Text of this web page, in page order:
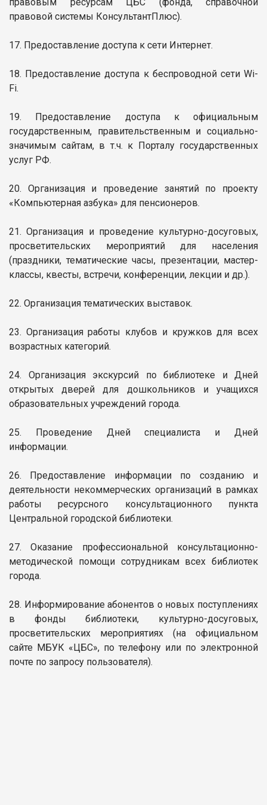
правовой системы КонсультантПлюс).
17. Предоставление доступа к сети Интернет.
18. Предоставление доступа к беспроводной сети Wi-
Fi.
19. Предоставление доступа к официальным
государственным, правительственным и социально-
значимым сайтам, в т.ч. к Порталу государственных
услуг РФ.
20. Организация и проведение занятий по проекту
«Компьютерная азбука» для пенсионеров.
21. Организация и проведение культурно-досуговых,
просветительских мероприятий для населения
(праздники, тематические часы, презентации, мастер-
классы, квесты, встречи, конференции, лекции и др.).
22. Организация тематических выставок.
23. Организация работы клубов и кружков для всех
возрастных категорий.
24. Организация экскурсий по библиотеке и Дней
открытых дверей для дошкольников и учащихся
образовательных учреждений города.
25. Проведение Дней специалиста и Дней
информации.
26. Предоставление информации по созданию и
деятельности некоммерческих организаций в рамках
работы ресурсного консультационного пункта
Центральной городской библиотеки.
27. Оказание профессиональной консультационно-
методической помощи сотрудникам всех библиотек
города.
28. Информирование абонентов о новых поступлениях
в фонды библиотеки, культурно-досуговых,
просветительских мероприятиях (на официальном
сайте МБУК «ЦБС», по телефону или по электронной
почте по запросу пользователя).